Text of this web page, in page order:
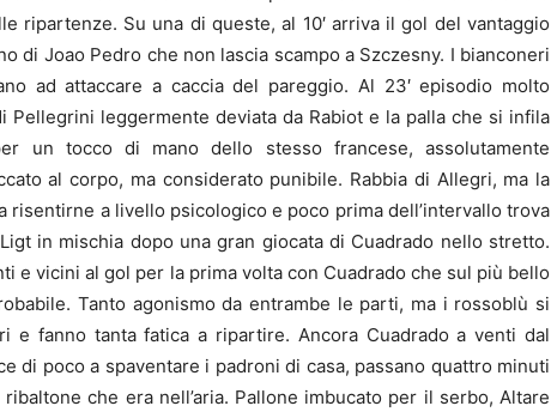
ripartenze. Su una di queste, al 10′ arriva il gol del vantaggio
di Joao Pedro che non lascia scampo a Szczesny. I bianconeri
ad attaccare a caccia del pareggio. Al 23′ episodio molto
Pellegrini leggermente deviata da Rabiot e la palla che si infila
un tocco di mano dello stesso francese, assolutamente
al corpo, ma considerato punibile. Rabbia di Allegri, ma la
risentirne a livello psicologico e poco prima dell’intervallo trova
in mischia dopo una gran giocata di Cuadrado nello stretto.
e vicini al gol per la prima volta con Cuadrado che sul più bello
Tanto agonismo da entrambe le parti, ma i rossoblù si
e fanno tanta fatica a ripartire. Ancora Cuadrado a venti dal
di poco a spaventare i padroni di casa, passano quattro minuti
che era nell’aria. Pallone imbucato per il serbo, Altare